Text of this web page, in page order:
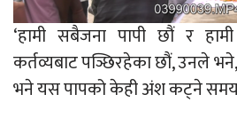
‘हामी सबैजना पापी छौं र
कर्तव्यबाट पञ्छिरहेका छौं, उनले भने,
भने यस पापको केही अंश कट्ने